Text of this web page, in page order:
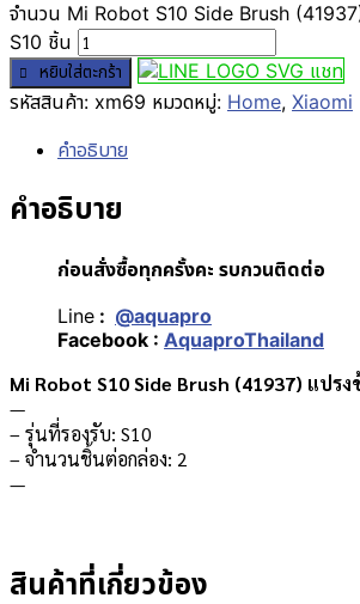
จำนวน Mi Robot S10 Side Brush
S10 ชิ้น
หยิบใส่ตะกร้า
แชท
รหัสสินค้า: xm69 หมวดหมู่: Home, Xiaomi
คำอธิบาย
คำอธิบาย
ก่อนสั่งซื้อทุกครั้งคะ รบกวนติดต่อ
Line : @aquapro
Facebook : AquaproThailand
Mi Robot S10 Side Brush (41937) แปร
—
– รุ่นที่รองรับ: S10
– จำนวนชิ้นต่อกล่อง: 2
—
สินค้าที่เกี่ยวข้อง